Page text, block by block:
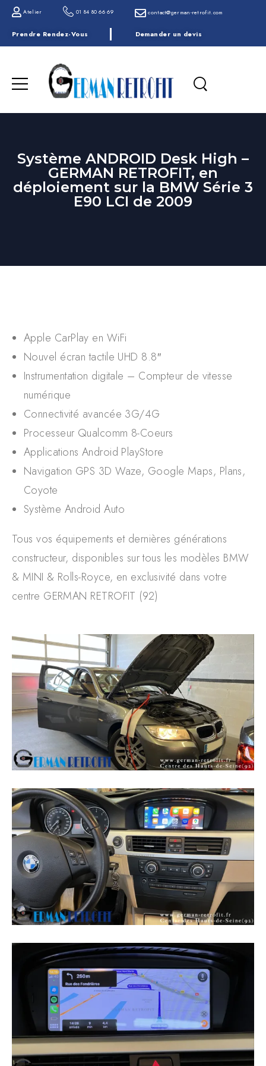
Atelier 01 84 80 66 69 contact@german-retrofit.com
Prendre Rendez-Vous Demander un devis
Système ANDROID Desk High –
GERMAN RETROFIT, en
déploiement sur la BMW Série 3
E90 LCI de 2009
Apple CarPlay en WiFi
Nouvel écran tactile UHD 8.8″
Instrumentation digitale – Compteur de vitesse
numérique
Connectivité avancée 3G/4G
Processeur Qualcomm 8-Coeurs
Applications Android PlayStore
Navigation GPS 3D Waze, Google Maps, Plans,
Coyote
Système Android Auto
Tous vos équipements et dernières générations
constructeur, disponibles sur tous les modèles BMW
& MINI & Rolls-Royce, en exclusivité dans votre
centre GERMAN RETROFIT (92)